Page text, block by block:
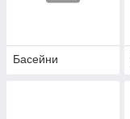
Басейни